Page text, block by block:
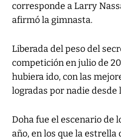
corresponde a Larry
afirmó la gimnasta.
Liberada del peso del
competición en julio de
hubiera ido, con las
logradas por nadie desde
Doha fue el escenario de
año, en los que la estrella